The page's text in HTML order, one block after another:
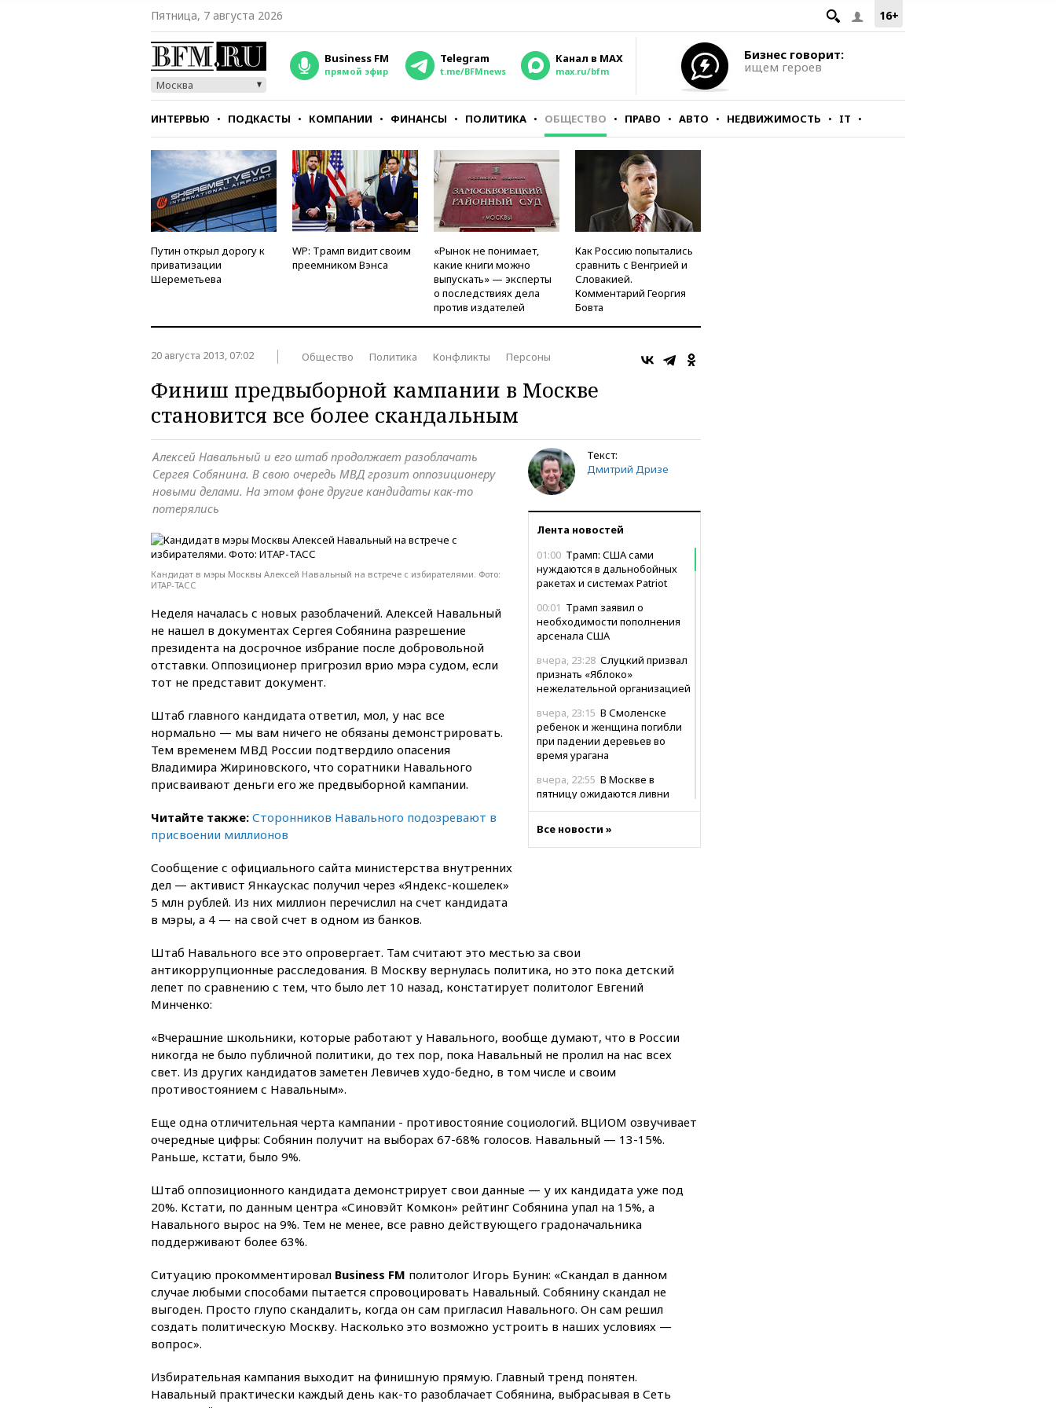
16+
Пятница, 7 августа 2026
Москва
Business FM
прямой эфир
Telegram
t.me/BFMnews
Канал в MAX
max.ru/bfm
Бизнес говорит:
ищем героев
ИНТЕРВЬЮ ПОДКАСТЫ КОМПАНИИ ФИНАНСЫ ПОЛИТИКА ОБЩЕСТВО ПРАВО АВТО НЕДВИЖИМОСТЬ IT
СТИЛЬ ТЕСТЫ
Путин открыл дорогу к
приватизации
Шереметьева
WP: Трамп видит своим
преемником Вэнса
«Рынок не понимает,
какие книги можно
выпускать» — эксперты
о последствиях дела
против издателей
Как Россию попытались
сравнить с Венгрией и
Словакией.
Комментарий Георгия
Бовта
20 августа 2013, 07:02 Общество Политика Конфликты Персоны
Финиш предвыборной кампании в Москве
становится все более скандальным
Текст:
Дмитрий Дризе
Лента новостей
01:00 Трамп: США сами
нуждаются в дальнобойных
ракетах и системах Patriot
00:01 Трамп заявил о
необходимости пополнения
арсенала США
вчера, 23:28 Слуцкий призвал
признать «Яблоко»
нежелательной организацией
вчера, 23:15 В Смоленске
ребенок и женщина погибли
при падении деревьев во
время урагана
вчера, 22:55 В Москве в
пятницу ожидаются ливни
продлил контракт с «Реалом»
до 2032 года
штурмовую дивизию
легендарной
вчера, 22:15 Путин заслушал
вчера, 21:58 Генпрокуратура
признала нежелательным в
РФ американский Human
отменяет часть рейсов в Сочи
и Геленджик
Европы в прыжках с 10-
метровой вышки
вчера, 21:10РФ не получала
в Армении
вчера, 21:00В России вновь
обсуждают эксперимент по
онлайн-продаже алкоголя
рекомендовать не посещать
Армению
Все новости »
Алексей Навальный и его штаб продолжает разоблачать
Сергея Собянина. В свою очередь МВД грозит оппозиционеру
новыми делами. На этом фоне другие кандидаты как-то
потерялись
Кандидат в мэры Москвы Алексей Навальный на встрече с избирателями. Фото:
ИТАР-ТАСС
Неделя началась с новых разоблачений. Алексей Навальный
не нашел в документах Сергея Собянина разрешение
президента на досрочное избрание после добровольной
отставки. Оппозиционер пригрозил врио мэра судом, если
тот не представит документ.
Штаб главного кандидата ответил, мол, у нас все
нормально — мы вам ничего не обязаны демонстрировать.
Тем временем МВД России подтвердило опасения
Владимира Жириновского, что соратники Навального
присваивают деньги его же предвыборной кампании.
Читайте также: Сторонников Навального подозревают в
присвоении миллионов
Сообщение с официального сайта министерства внутренних
дел — активист Янкаускас получил через «Яндекс-кошелек»
5 млн рублей. Из них миллион перечислил на счет кандидата
в мэры, а 4 — на свой счет в одном из банков.
Штаб Навального все это опровергает. Там считают это местью за свои
антикоррупционные расследования. В Москву вернулась политика, но это пока детский
лепет по сравнению с тем, что было лет 10 назад, констатирует политолог Евгений
Минченко:
«Вчерашние школьники, которые работают у Навального, вообще думают, что в России
никогда не было публичной политики, до тех пор, пока Навальный не пролил на нас всех
свет. Из других кандидатов заметен Левичев худо-бедно, в том числе и своим
противостоянием с Навальным».
Еще одна отличительная черта кампании - противостояние социологий. ВЦИОМ озвучивает
очередные цифры: Собянин получит на выборах 67-68% голосов. Навальный — 13-15%.
Раньше, кстати, было 9%.
Штаб оппозиционного кандидата демонстрирует свои данные — у их кандидата уже под
20%. Кстати, по данным центра «Синовэйт Комкон» рейтинг Собянина упал на 15%, а
Навального вырос на 9%. Тем не менее, все равно действующего градоначальника
поддерживают более 63%.
Ситуацию прокомментировал Business FM политолог Игорь Бунин: «Скандал в данном
случае любыми способами пытается спровоцировать Навальный. Собянину скандал не
выгоден. Просто глупо скандалить, когда он сам пригласил Навального. Он сам решил
создать политическую Москву. Насколько это возможно устроить в наших условиях —
вопрос».
Избирательная кампания выходит на финишную прямую. Главный тренд понятен.
Навальный практически каждый день как-то разоблачает Собянина, выбрасывая в Сеть